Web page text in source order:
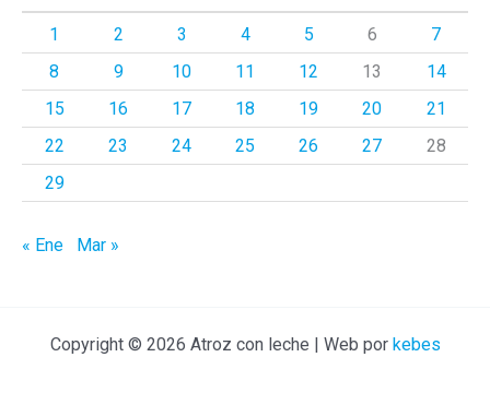
1 2 3 4 5 6
7
8
9 10 11 12 13
14
15
16 17 18 19 20
21
22
23 24 25 26 27
28
29
« Ene Mar »
Copyright © 2026 Atroz con leche | Web por kebes